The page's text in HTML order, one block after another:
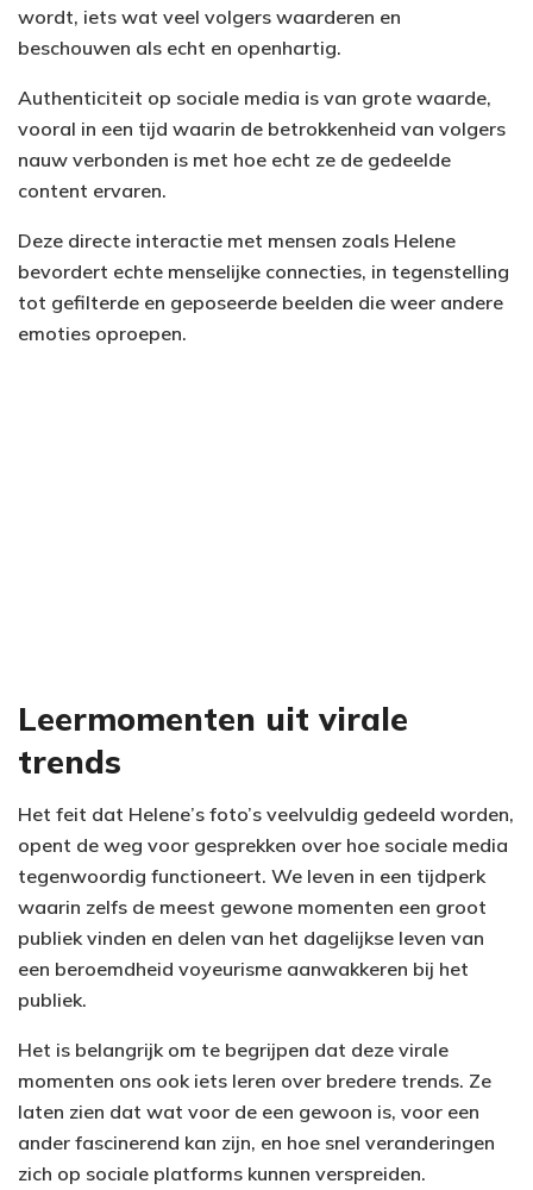
wordt, iets wat veel volgers waarderen en
beschouwen als echt en openhartig.
Authenticiteit op sociale media is van grote waarde,
vooral in een tijd waarin de betrokkenheid van volgers
nauw verbonden is met hoe echt ze de gedeelde
content ervaren.
Deze directe interactie met mensen zoals Helene
bevordert echte menselijke connecties, in tegenstelling
tot gefilterde en geposeerde beelden die weer andere
emoties oproepen.
Leermomenten uit virale
trends
Het feit dat Helene’s foto’s veelvuldig gedeeld worden,
opent de weg voor gesprekken over hoe sociale media
tegenwoordig functioneert. We leven in een tijdperk
waarin zelfs de meest gewone momenten een groot
publiek vinden en delen van het dagelijkse leven van
een beroemdheid voyeurisme aanwakkeren bij het
publiek.
Het is belangrijk om te begrijpen dat deze virale
momenten ons ook iets leren over bredere trends. Ze
laten zien dat wat voor de een gewoon is, voor een
ander fascinerend kan zijn, en hoe snel veranderingen
zich op sociale platforms kunnen verspreiden.